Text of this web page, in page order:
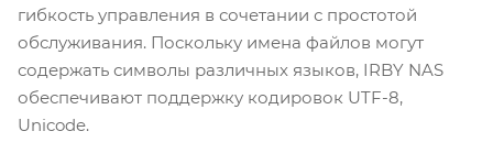
гибкость управления в сочетании с простотой
обслуживания. Поскольку имена файлов могут
содержать символы различных языков, IRBY NAS
обеспечивают поддержку кодировок UTF-8,
Unicode.